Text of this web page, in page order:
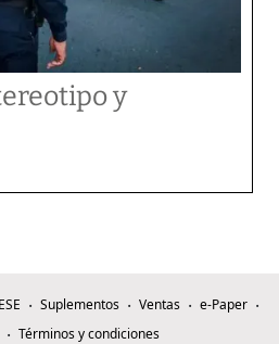
y
Suplementos Ventas
e-Paper
Términos y condiciones